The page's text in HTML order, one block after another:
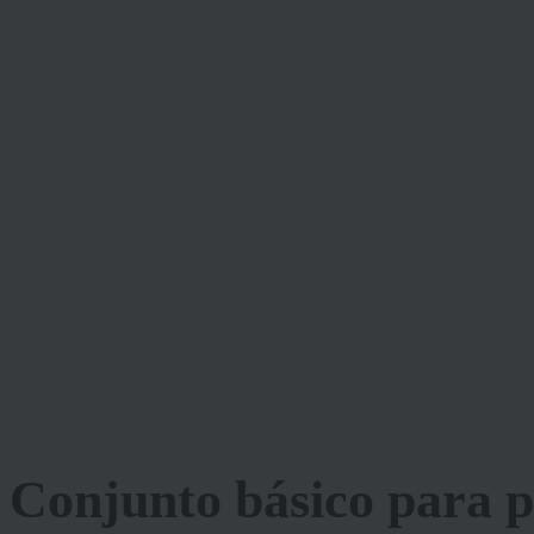
Conjunto básico para